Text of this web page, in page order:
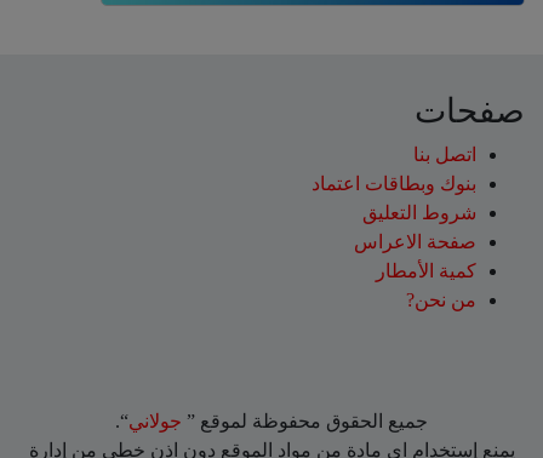
صفحات
اتصل بنا
بنوك وبطاقات اعتماد
شروط التعليق‎
صفحة الاعراس
كمية الأمطار
من نحن?
جميع الحقوق محفوظة لموقع ” جولاني“.
يمنع إستخدام اي مادة من مواد الموقع دون اذن خطي من إدارة